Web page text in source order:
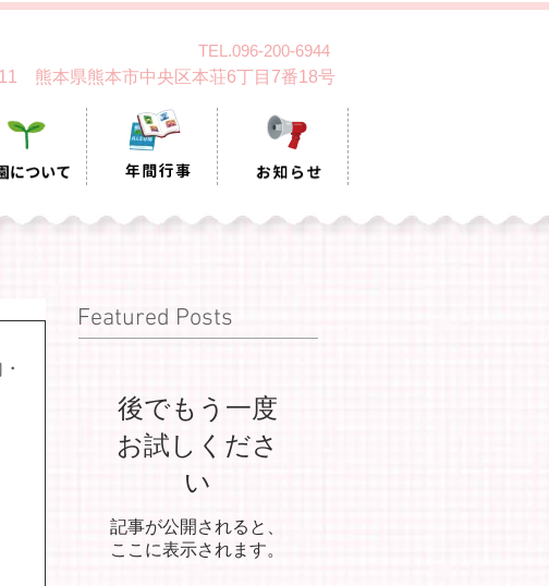
熊本県熊本市中央区本荘6丁目7番18号
TEL.096-200-6944
Featured Posts
後でもう一度
お試しくださ
い
記事が公開されると、
ここに表示されます。